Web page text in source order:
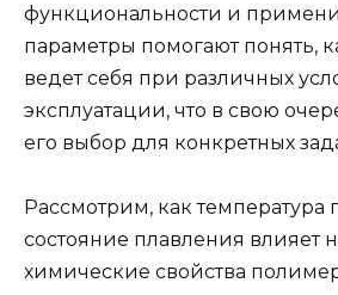
функциональности и
параметры помогают понять,
ведет себя при различных
эксплуатации, что в свою
его выбор для конкретных
Рассмотрим, как температура
состояние плавления влияет
химические свойства